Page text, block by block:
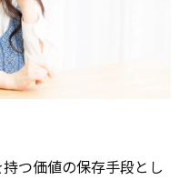
つ価値の保存手段とし